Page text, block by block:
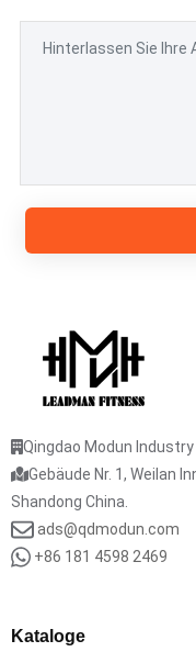
Qingdao Modun Industry
Gebäude Nr. 1, Weilan
Shandong China.
ads@qdmodun.com
+86 181 4598 2469
Kataloge